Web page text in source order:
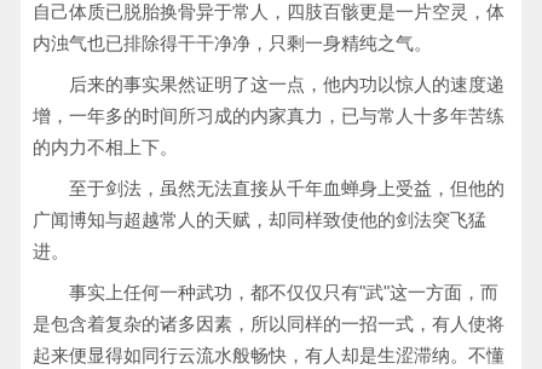
自己体质已脱胎换骨异于常人，四肢百骸更是一片空灵，体
内浊气也已排除得干干净净，只剩一身精纯之气。
后来的事实果然证明了这一点，他内功以惊人的速度递
增，一年多的时间所习成的内家真力，已与常人十多年苦练
的内力不相上下。
至于剑法，虽然无法直接从千年血蝉身上受益，但他的
广闻博知与超越常人的天赋，却同样致使他的剑法突飞猛
进。
事实上任何一种武功，都不仅仅只有"武"这一方面，而
是包含着复杂的诸多因素，所以同样的一招一式，有人使将
起来便显得如同行云流水般畅快，有人却是生涩滞纳。不懂